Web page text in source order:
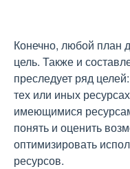
Конечно, любой план
цель. Также и
преследует ряд
тех или иных
имеющимися
понять и оценить
оптимизировать
ресурсов.